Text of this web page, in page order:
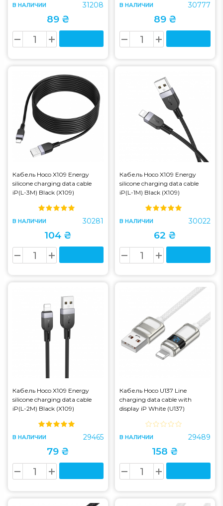
В НАЛИЧИИ 31208
89 ₴
В НАЛИЧИИ 30777
89 ₴
Кабель Hoco X109 Energy
silicone charging data cable
iP(L-3M) Black (X109)
В НАЛИЧИИ 30281
104 ₴
Кабель Hoco X109 Energy
silicone charging data cable
iP(L-1M) Black (X109)
В НАЛИЧИИ 30022
62 ₴
Кабель Hoco X109 Energy
silicone charging data cable
iP(L-2M) Black (X109)
В НАЛИЧИИ 29465
79 ₴
Кабель Hoco U137 Line
charging data cable with
display iP White (U137)
В НАЛИЧИИ 29489
158 ₴